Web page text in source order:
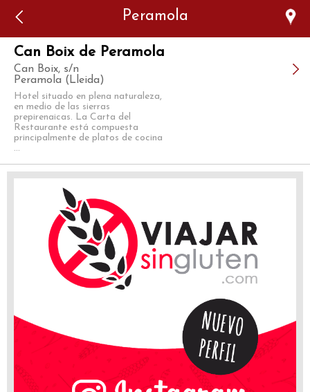
Peramola
Can Boix de Peramola
Can Boix, s/n
Peramola (Lleida)
Hotel situado en plena naturaleza,
en medio de las sierras
prepirenaicas. La Carta del
Restaurante está compuesta
principalmente de platos de cocina
...
Error: The domain WWW.VIAJARSINGLUTEN.COM is not
authorized to show the cookie declaration for domain group
ID 546ddaab-b478-4440-aa8a-3b0205284212. Please add it to
the domain group in the Cookiebot Manager to authorize
the domain.